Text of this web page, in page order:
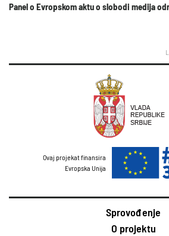
Panel o Evropskom aktu o slobodi medija
Ovaj projekat finansira
Evropska Unija
Sprovođenje
O projektu